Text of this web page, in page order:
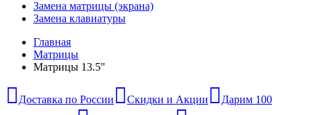
Замена матрицы (экрана)
Замена клавиатуры
Главная
Матрицы
Матрицы 13.5"
Доставка по России Скидки и Акции
Дарим 100